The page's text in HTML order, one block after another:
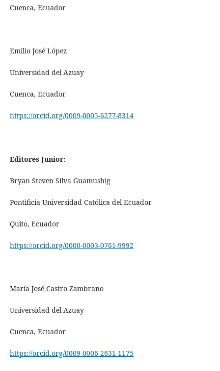
Cuenca, Ecuador
Emilio José López
Universidad del Azuay
Cuenca, Ecuador
https://orcid.org/0009-0005-6277-8314
Editores Junior:
Bryan Steven Silva Guamushig
Pontificia Universidad Católica del Ecuador
Quito, Ecuador
https://orcid.org/0000-0003-0761-9992
María José Castro Zambrano
Universidad del Azuay
Cuenca, Ecuador
https://orcid.org/0009-0006-2631-1175